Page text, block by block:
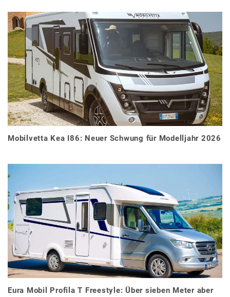
Mobilvetta Kea I86: Neuer Schwung für Modelljahr 2026
Eura Mobil Profila T Freestyle: Über sieben Meter aber